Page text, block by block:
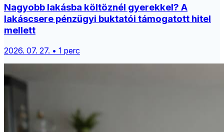
Nagyobb lakásba költöznél gyerekkel? A
lakáscsere pénzügyi buktatói támogatott hitel
mellett
2026. 07. 27. • 1 perc